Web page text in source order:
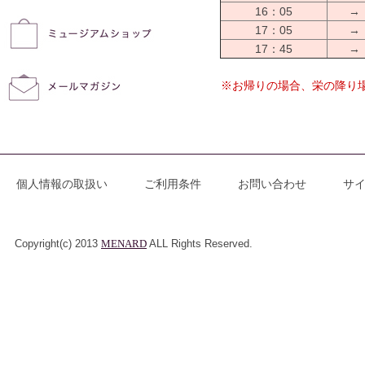
16：05
→
17：05
→
17：45
→
※お帰りの場合、栄の降り
個人情報の取扱い ご利用条件 お問い合わせ サ
Copyright(c) 2013 MENARD ALL Rights Reserved.